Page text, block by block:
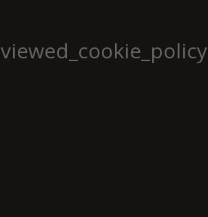
viewed_cookie_policy